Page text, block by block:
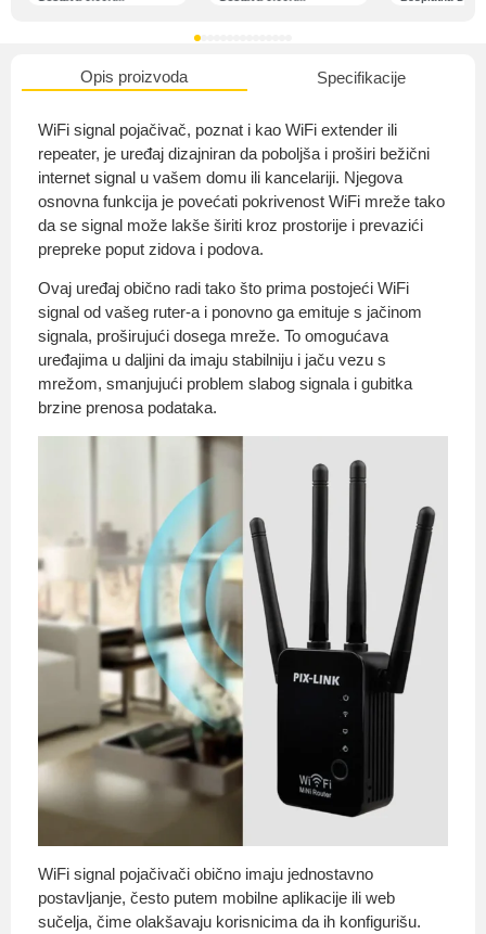
Opis proizvoda Specifikacije
WiFi signal pojačivač, poznat i kao WiFi extender ili
repeater, je uređaj dizajniran da poboljša i proširi bežični
internet signal u vašem domu ili kancelariji. Njegova
osnovna funkcija je povećati pokrivenost WiFi mreže tako
da se signal može lakše širiti kroz prostorije i prevazići
prepreke poput zidova i podova.
Ovaj uređaj obično radi tako što prima postojeći WiFi
signal od vašeg ruter-a i ponovno ga emituje s jačinom
signala, proširujući dosega mreže. To omogućava
uređajima u daljini da imaju stabilniju i jaču vezu s
mrežom, smanjujući problem slabog signala i gubitka
brzine prenosa podataka.
WiFi signal pojačivači obično imaju jednostavno
postavljanje, često putem mobilne aplikacije ili web
sučelja, čime olakšavaju korisnicima da ih konfigurišu.
O nama
Privatnost kupca
Uvjeti i odredbe